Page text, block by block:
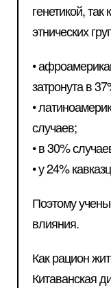
генетикой, так
этнических
•
затронута в
•
случаев;
• в 30%
• у 24%
Поэтому
влияния.
Как рацион
Китаванская